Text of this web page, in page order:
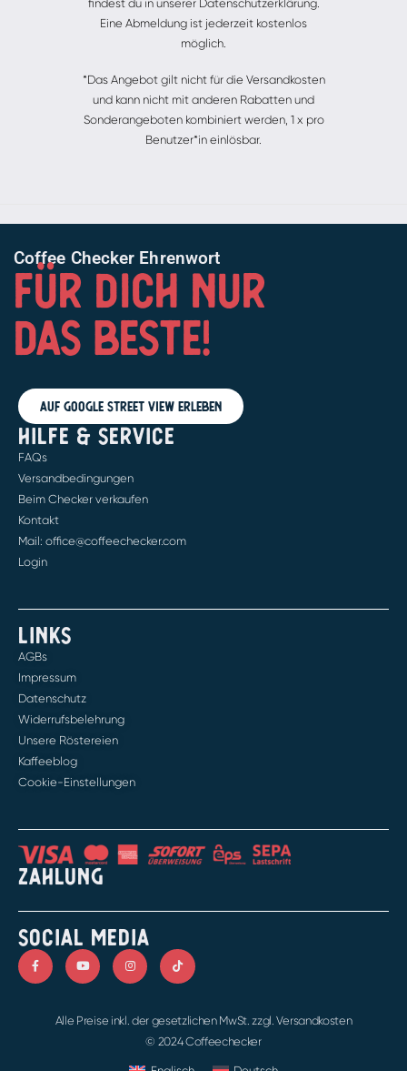
findest du in unserer Datenschutzerklärung.
Eine Abmeldung ist jederzeit kostenlos
möglich.
*Das Angebot gilt nicht für die Versandkosten
und kann nicht mit anderen Rabatten und
Sonderangeboten kombiniert werden, 1 x pro
Benutzer*in einlösbar.
Coffee Checker Ehrenwort
FÜR DICH NUR
DAS BESTE!
Auf Google Street View erleben
HILFE & SERVICE
FAQs
Versandbedingungen
Beim Checker verkaufen
Kontakt
Mail: office@coffeechecker.com
Login
LINKS
AGBs
Impressum
Datenschutz
Widerrufsbelehrung
Unsere Röstereien
Kaffeeblog
Cookie-Einstellungen
ZAHLUNG
SOCIAL MEDIA
Alle Preise inkl. der gesetzlichen MwSt. zzgl. Versandkosten
© 2024 Coffeechecker